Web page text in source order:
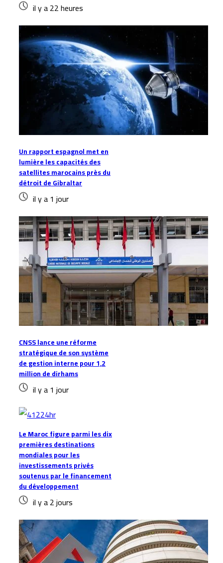
il y a 22 heures
Un rapport espagnol met en
lumière les capacités des
satellites marocains près du
détroit de Gibraltar
il y a 1 jour
CNSS lance une réforme
stratégique de son système
de gestion interne pour 1,2
million de dirhams
il y a 1 jour
Le Maroc figure parmi les dix
premières destinations
mondiales pour les
investissements privés
soutenus par le financement
du développement
il y a 2 jours